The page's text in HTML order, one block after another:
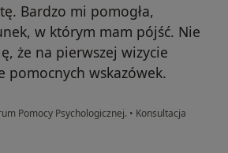
Bardzo mi pomogła,
w którym mam pójść. Nie
że na pierwszej wizycie
pomocnych wskazówek.
Pomocy Psychologicznej. • Konsultacja